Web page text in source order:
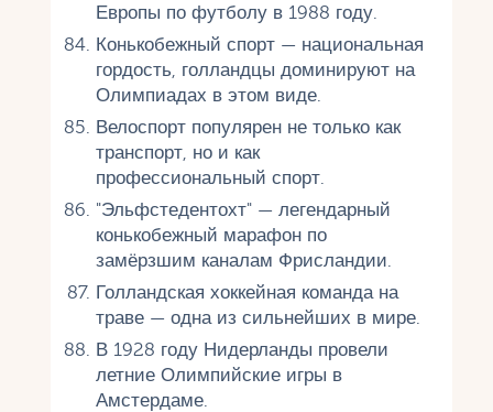
Европы по футболу в 1988 году.
Конькобежный спорт — национальная
гордость, голландцы доминируют на
Олимпиадах в этом виде.
Велоспорт популярен не только как
транспорт, но и как
профессиональный спорт.
"Эльфстедентохт" — легендарный
конькобежный марафон по
замёрзшим каналам Фрисландии.
Голландская хоккейная команда на
траве — одна из сильнейших в мире.
В 1928 году Нидерланды провели
летние Олимпийские игры в
Амстердаме.